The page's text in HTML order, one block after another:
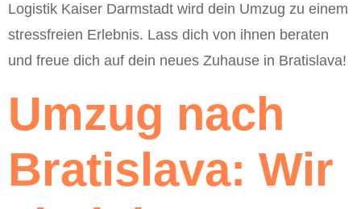
Logistik Kaiser Darmstadt wird dein Umzug zu einem
stressfreien Erlebnis. Lass dich von ihnen beraten
und freue dich auf dein neues Zuhause in Bratislava!
Umzug nach
Bratislava: Wir